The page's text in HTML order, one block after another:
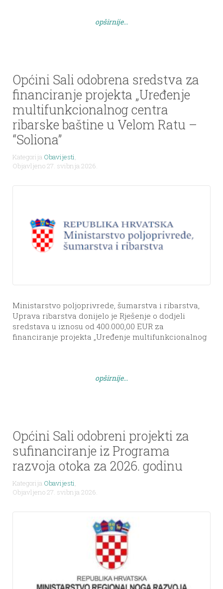
useljeništva – javni pozivopširnije...
Općini Sali odobrena sredstva za
financiranje projekta „Uređenje
multifunkcionalnog centra
ribarske baštine u Velom Ratu –
“Soliona”
Kategorija Obavijesti,
Objavljeno 27. svibnja 2026.
Ministarstvo poljoprivrede, šumarstva i ribarstva,
Uprava ribarstva donijelo je Rješenje o dodjeli
sredstava u iznosu od 400.000,00 EUR za
financiranje projekta „Uređenje multifunkcionalnog
„Solione“ u Velom Ratu.opširnije...
Općini Sali odobreni projekti za
sufinanciranje iz Programa
razvoja otoka za 2026. godinu
Kategorija Obavijesti,
Objavljeno 27. svibnja 2026.